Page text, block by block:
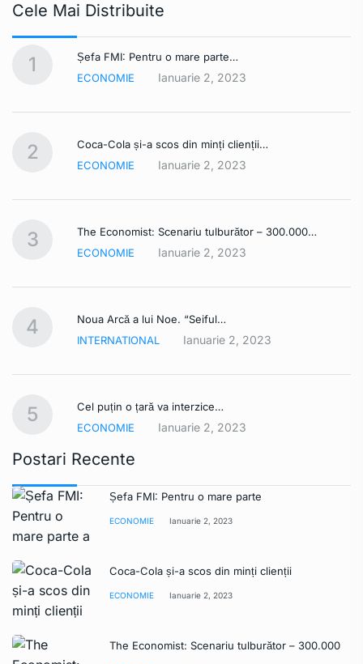
Cele Mai Distribuite
1
Șefa FMI: Pentru o mare parte…
ECONOMIE
Ianuarie 2, 2023
2
Coca-Cola și-a scos din minți clienții…
ECONOMIE
Ianuarie 2, 2023
3
The Economist: Scenariu tulburător – 300.000…
ECONOMIE
Ianuarie 2, 2023
4
Noua Arcă a lui Noe. “Seiful…
INTERNATIONAL
Ianuarie 2, 2023
5
Cel puțin o țară va interzice…
ECONOMIE
Ianuarie 2, 2023
Postari Recente
Șefa FMI: Pentru o mare parte
ECONOMIE Ianuarie 2, 2023
Coca-Cola și-a scos din minți clienții
ECONOMIE Ianuarie 2, 2023
The Economist: Scenariu tulburător – 300.000